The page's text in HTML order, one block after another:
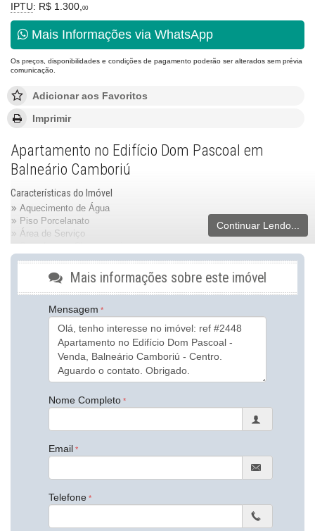
IPTU: R$ 1.300, 00
Mais Informações via WhatsApp
Os preços, disponibilidades e condições de pagamento poderão ser alterados sem prévia
comunicação.
Adicionar aos Favoritos
Imprimir
Apartamento no Edifício Dom Pascoal em
Balneário Camboriú
Características do Imóvel
Aquecimento de Água
Piso Porcelanato
Área de Serviço
Sacada com Churrasqueira
Sala de Estar
Sala de Jantar
Cozinha Americana
Lavabo
Características do Empreendimento
Sala de Jogos
Salão de Festas
Playground
Piscina Infantil
Elevador
Centro
ver mapa abaixo
Continuar Lendo...
Mais informações sobre este imóvel
Mensagem
Nome Completo
Email
Telefone